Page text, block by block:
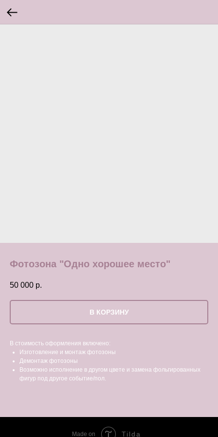
Фотозона "Одно хорошее место"
50 000 р.
В КОРЗИНУ
В стоимость оформления включено:
Изготовление и монтаж фотозоны
Демонтаж фотозоны
Возможно исполнение в другом цвете и замена фольгированных
фигур под другое событие/пол.
Made on Tilda